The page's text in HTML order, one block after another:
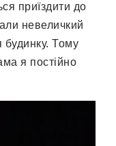
приїздити до
невеличкий
Тому
я постійно